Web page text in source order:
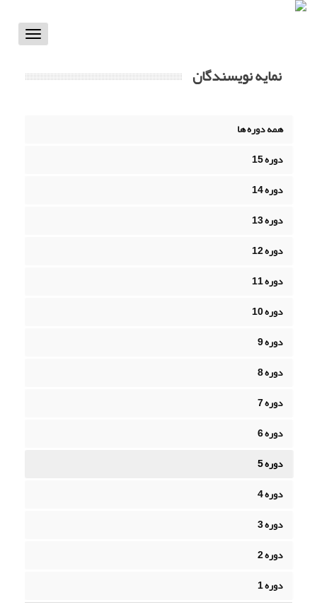
Toggle
نمایه نویسندگان
همه دوره ها
دوره 15
دوره 14
دوره 13
دوره 12
دوره 11
دوره 10
دوره 9
دوره 8
دوره 7
دوره 6
دوره 5
دوره 4
دوره 3
دوره 2
دوره 1